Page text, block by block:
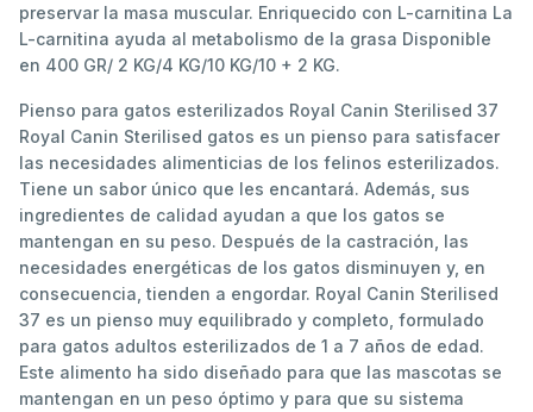
preservar la masa muscular. Enriquecido con L-carnitina La
L-carnitina ayuda al metabolismo de la grasa Disponible
en 400 GR/ 2 KG/4 KG/10 KG/10 + 2 KG.
Pienso para gatos esterilizados Royal Canin Sterilised 37
Royal Canin Sterilised gatos es un pienso para satisfacer
las necesidades alimenticias de los felinos esterilizados.
Tiene un sabor único que les encantará. Además, sus
ingredientes de calidad ayudan a que los gatos se
mantengan en su peso. Después de la castración, las
necesidades energéticas de los gatos disminuyen y, en
consecuencia, tienden a engordar. Royal Canin Sterilised
37 es un pienso muy equilibrado y completo, formulado
para gatos adultos esterilizados de 1 a 7 años de edad.
Este alimento ha sido diseñado para que las mascotas se
mantengan en un peso óptimo y para que su sistema